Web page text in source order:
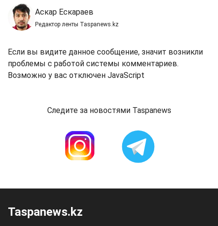
Аскар Ескараев
Редактор ленты Taspanews.kz
Если вы видите данное сообщение, значит возникли
проблемы с работой системы комментариев.
Возможно у вас отключен JavaScript
Следите за новостями Taspanews
Taspanews.kz